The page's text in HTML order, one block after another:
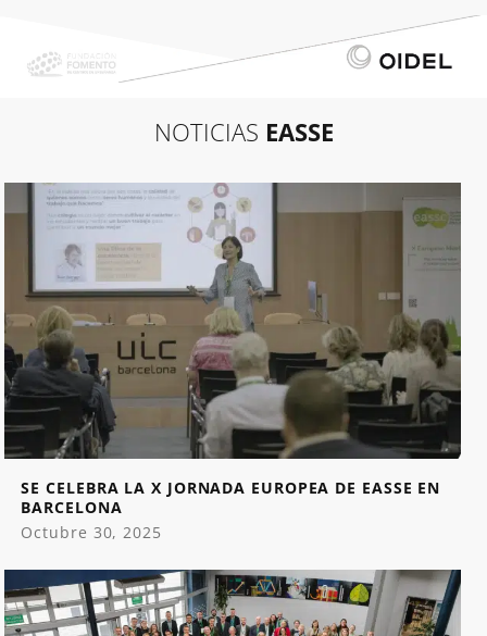
SE CELEBRA LA X JORNADA EUROPEA DE EASSE EN
BARCELONA
Octubre 30, 2025
NOTICIAS EASSE